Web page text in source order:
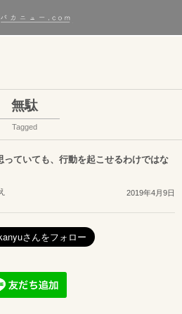
無駄
Tagged
っていても、行動を起こせるわけではな
2019年4月9日